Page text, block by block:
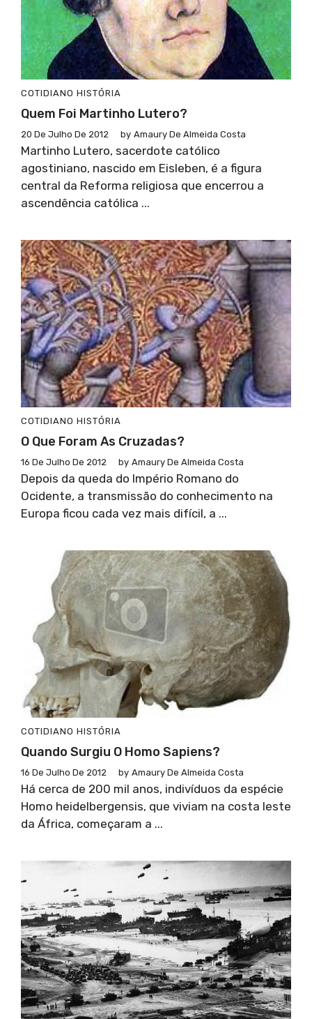
COTIDIANO HISTÓRIA
Quem Foi Martinho Lutero?
20 De Julho De 2012 by Amaury De Almeida Costa
Martinho Lutero, sacerdote católico
agostiniano, nascido em Eisleben, é a figura
central da Reforma religiosa que encerrou a
ascendência católica ...
COTIDIANO HISTÓRIA
O Que Foram As Cruzadas?
16 De Julho De 2012 by Amaury De Almeida Costa
Depois da queda do Império Romano do
Ocidente, a transmissão do conhecimento na
Europa ficou cada vez mais difícil, a ...
COTIDIANO HISTÓRIA
Quando Surgiu O Homo Sapiens?
16 De Julho De 2012 by Amaury De Almeida Costa
Há cerca de 200 mil anos, indivíduos da espécie
Homo heidelbergensis, que viviam na costa leste
da África, começaram a ...